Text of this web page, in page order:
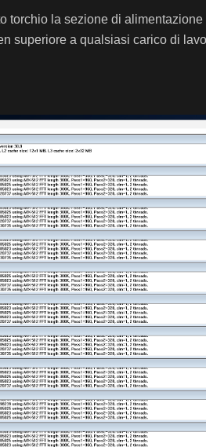
torchio la sezione di
superiore a qualsiasi carico di